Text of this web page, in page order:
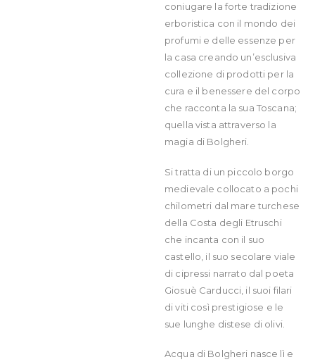
coniugare la forte tradizione
erboristica con il mondo dei
profumi e delle essenze per
la casa creando un’esclusiva
collezione di prodotti per la
cura e il benessere del corpo
che racconta la sua Toscana;
quella vista attraverso la
magia di Bolgheri.
Si tratta di un piccolo borgo
medievale collocato a pochi
chilometri dal mare turchese
della Costa degli Etruschi
che incanta con il suo
castello, il suo secolare viale
di cipressi narrato dal poeta
Giosuè Carducci, il suoi filari
di viti così prestigiose e le
sue lunghe distese di olivi.
Acqua di Bolgheri nasce lì e